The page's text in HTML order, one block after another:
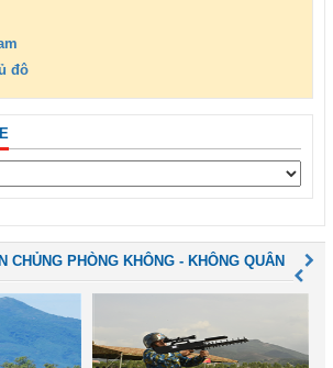
đô
CHỦNG PHÒNG KHÔNG - KHÔNG QUÂN